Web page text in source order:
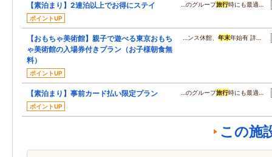
【素泊まり】2連泊以上でお得にステイ
ポイントUP
…のグループ旅行時にも最適…
【おもちゃ美術館】親子で遊べる東京おもち
ゃ美術館の入場券付きプラン（お子様朝食無
料）
ポイントUP
…ンス休館、年末年始有 詳…
【素泊まり】事前カード払い限定プラン
ポイントUP
…のグループ旅行時にも最適…
この施